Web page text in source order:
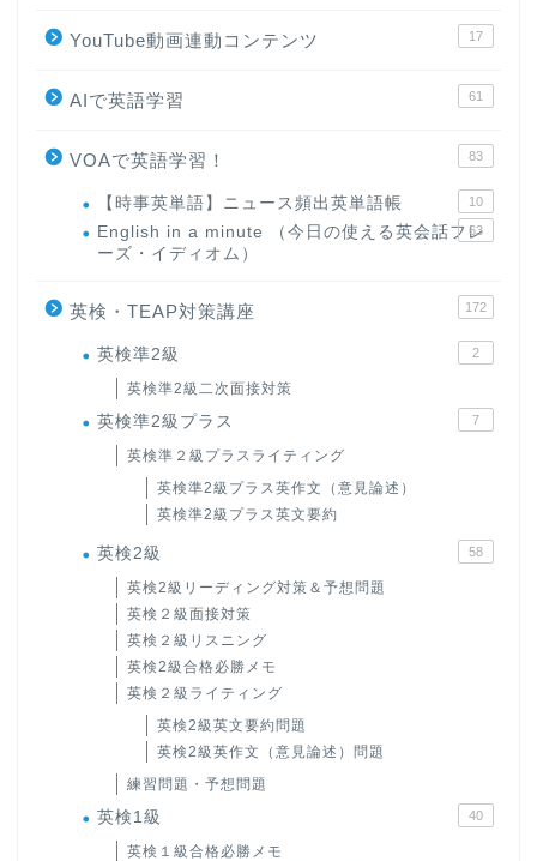
YouTube動画連動コンテンツ 17
AIで英語学習 61
VOAで英語学習！ 83
【時事英単語】ニュース頻出英単語帳 10
English in a minute （今日の使える英会話フレ
ーズ・イディオム）
63
英検・TEAP対策講座 172
英検準2級 2
英検準2級二次面接対策
英検準2級プラス 7
英検準２級プラスライティング
英検準2級プラス英作文（意見論述）
英検準2級プラス英文要約
英検2級 58
英検2級リーディング対策＆予想問題
英検２級面接対策
英検２級リスニング
英検2級合格必勝メモ
英検２級ライティング
英検2級英文要約問題
英検2級英作文（意見論述）問題
練習問題・予想問題
英検1級 40
英検１級合格必勝メモ